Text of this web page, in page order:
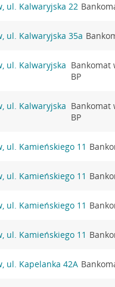
ul. Kalwaryjska 22
ul. Kalwaryjska 35a
ul. Kalwaryjska Bankomat
BP
ul. Kalwaryjska Bankomat
BP
ul. Kamieńskiego 11
ul. Kamieńskiego 11
ul. Kamieńskiego 11
ul. Kamieńskiego 11
ul. Kapelanka 42A